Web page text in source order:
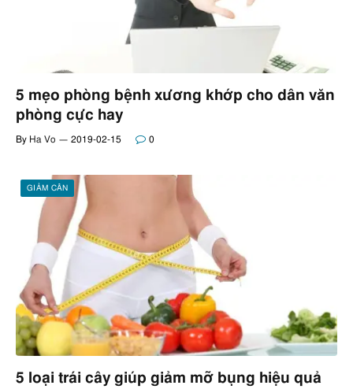
5 mẹo phòng bệnh xương khớp cho dân văn
phòng cực hay
By Ha Vo 2019-02-15 0
GIẢM CÂN
5 loại trái cây giúp giảm mỡ bụng hiệu quả